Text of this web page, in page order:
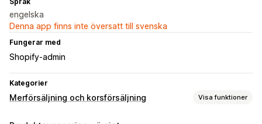
engelska
Denna app finns inte översatt till svenska
Fungerar med
Shopify-admin
Kategorier
Merförsäljning och korsförsäljning Visa funktioner